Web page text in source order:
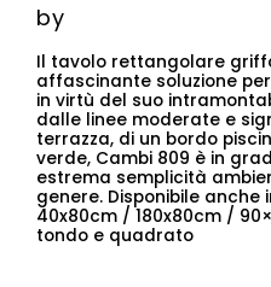
by
Il tavolo rettangolare
affascinante soluzione
in virtù del suo
dalle linee moderate e
terrazza, di un bordo
verde, Cambi 809 è in
estrema semplicità
genere. Disponibile anche
40x80cm / 180x80cm /
tondo e quadrato